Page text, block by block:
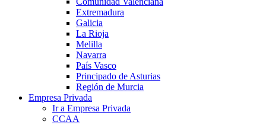
Extremadura
Galicia
La Rioja
Melilla
Navarra
País Vasco
Principado de Asturias
Región de Murcia
Empresa Privada
Ir a Empresa Privada
CCAA